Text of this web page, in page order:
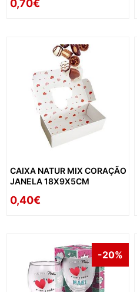
0,70€
CAIXA NATUR MIX CORAÇÃO
JANELA 18X9X5CM
0,40€
-20%